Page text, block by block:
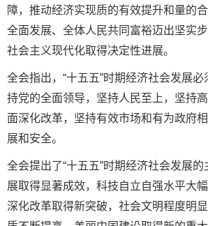
障，推动经济实现质的有效提升和量的
全面发展、全体人民共同富裕迈出坚实
社会主义现代化取得决定性进展。
全会指出，“十五五”时期经济社会发展
持党的全面领导，坚持人民至上，坚持
面深化改革，坚持有效市场和有为政府
展和安全。
全会提出了“十五五”时期经济社会发展
展取得显著成效，科技自立自强水平大
深化改革取得新突破，社会文明程度明